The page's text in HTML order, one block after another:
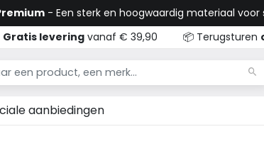
- Een sterk en hoogwaardig materiaal voor
Gratis leveringvanaf € 39,90 📦 Terugsturen
aanbiedingen